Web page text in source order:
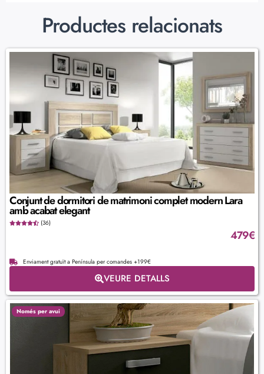
Productes relacionats
Conjunt de dormitori de matrimoni complet modern Lara
amb acabat elegant
(36)
479€
Enviament gratuït a Península per comandes +199€
VEURE DETALLS
Només per avui